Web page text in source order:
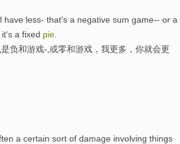
less- that's a negative sum game-- or a
a fixed pie
负和游戏-,或零和游戏，我更多，你就会更
a certain sort of damage involving things